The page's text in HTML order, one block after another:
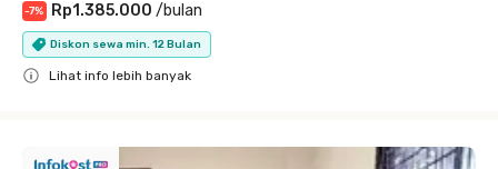
-7% Rp1.385.000 /bulan
Diskon sewa min. 12 Bulan
Lihat info lebih banyak